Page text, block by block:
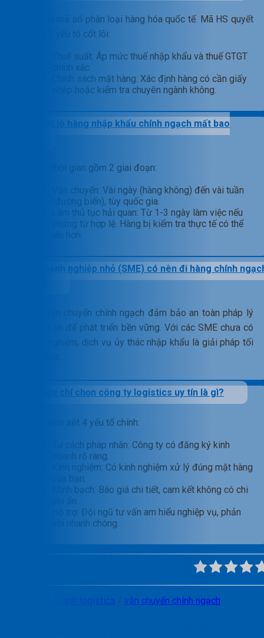
Đây là mã số phân loại hàng hóa quốc tế. Mã HS quyết
định 2 yếu tố cốt lõi:
Thuế suất: Áp mức thuế nhập khẩu và thuế GTGT
chính xác.
Chính sách mặt hàng: Xác định hàng có cần giấy
phép hoặc kiểm tra chuyên ngành không.
Một lô hàng nhập khẩu chính ngạch mất bao
Tổng thời gian gồm 2 giai đoạn:
Vận chuyển: Vài ngày (hàng không) đến vài tuần
(đường biển), tùy quốc gia.
Làm thủ tục hải quan: Từ 1-3 ngày làm việc nếu
chứng từ hợp lệ. Hàng bị kiểm tra thực tế có thể
lâu hơn.
Doanh nghiệp nhỏ (SME) có nên đi hàng chính
Có. Vận chuyển chính ngạch đảm bảo an toàn pháp lý
và uy tín để phát triển bền vững. Với các SME chưa có
kinh nghiệm, dịch vụ ủy thác nhập khẩu là giải pháp tối
Tiêu chí chọn công ty logistics uy tín là gì?
Cần xem xét 4 yếu tố chính:
Tư cách pháp nhân: Công ty có đăng ký kinh
doanh rõ ràng.
Kinh nghiệm: Có kinh nghiệm xử lý đúng mặt hàng
của bạn.
Minh bạch: Báo giá chi tiết, cam kết không có chi
phí ẩn.
Hỗ trợ: Đội ngũ tư vấn am hiểu nghiệp vụ, phản
hồi nhanh chóng.
tin ngành logistics / vận chuyển chính ngạch